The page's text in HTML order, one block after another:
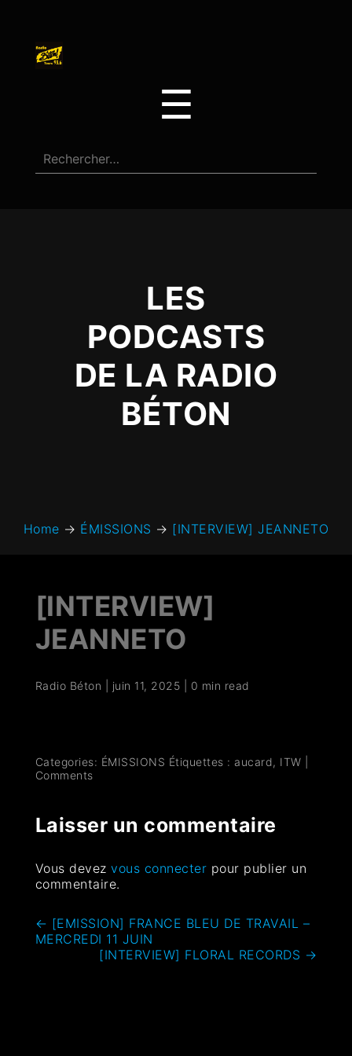
☰
LES
PODCASTS
DE LA RADIO
BÉTON
Home → ÉMISSIONS → [INTERVIEW] JEANNETO
[INTERVIEW]
JEANNETO
Radio Béton juin 11, 2025 0 min read
Categories: ÉMISSIONS Étiquettes : aucard, ITW
Comments
Laisser un commentaire
Vous devezvous connecter pour publier un
commentaire.
← [EMISSION] FRANCE BLEU DE TRAVAIL –
MERCREDI 11 JUIN
[INTERVIEW] FLORAL RECORDS →